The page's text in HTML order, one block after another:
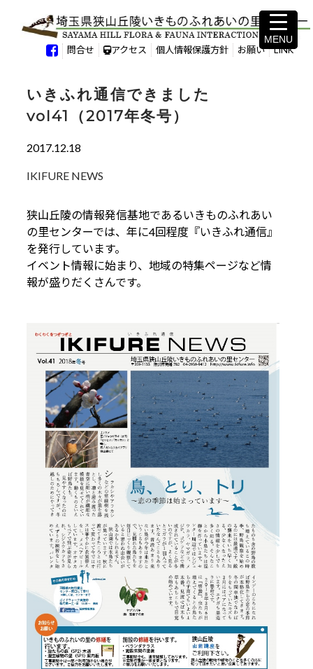
問合せ アクセス 個人情報保護方針 お願い LINK
いきふれ通信できました
vol41（2017年冬号）
2017.12.18
IKIFURE NEWS
狭山丘陵の情報発信基地であるいきものふれあい
の里センターでは、年に4回程度『いきふれ通信』
を発行しています。
イベント情報に始まり、地域の特集ページなど情
報が盛りだくさんです。
MENU
MENU